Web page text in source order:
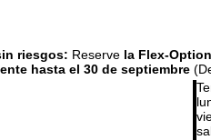
p
riesgos: Reserve la Flex-Option
hasta el 30 de septiembre